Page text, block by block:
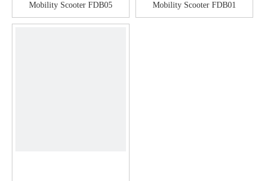
Mobility Scooter FDB05
Mobility Scooter FDB01